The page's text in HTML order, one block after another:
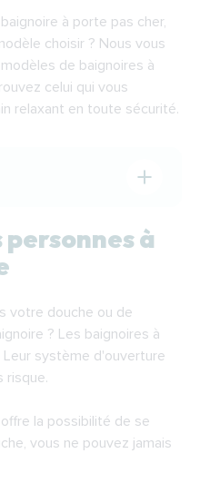
baignoire à porte pas cher,
choisir ? Nous vous
de baignoires à
celui qui vous
relaxant en toute sécurité.
de handicap
à porte
couchée
à porte
à porte
à porte
à
votre douche ou de
? Les baignoires à
système d'ouverture
risque.
la possibilité de se
vous ne pouvez jamais